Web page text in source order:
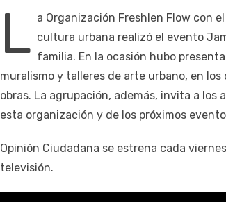
L a Organización Freshlen Flow con
cultura urbana realizó el evento
familia. En la ocasión hubo
muralismo y talleres de arte urbano, en
obras. La agrupación, además, invita a
esta organización y de los próximos
Opinión Ciudadana se estrena cada
televisión.